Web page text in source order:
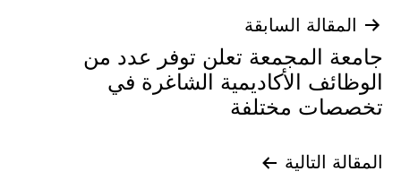
تصفّح
المقالات
المقالة السابقة
جامعة المجمعة تعلن توفر عدد من
الوظائف الأكاديمية الشاغرة في
تخصصات مختلفة
المقالة التالية